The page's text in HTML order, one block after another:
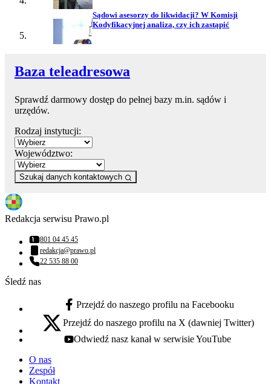
Sądowi asesorzy do likwidacji? W Komisji
Kodyfikacyjnej analiza, czy ich zastąpić
Baza teleadresowa
Sprawdź darmowy dostęp do pełnej bazy m.in. sądów i
urzędów.
Rodzaj instytucji:
Województwo:
Szukaj danych kontaktowych
Redakcja serwisu Prawo.pl
Numer telefonu:
801 04 45 45
Adres email:
redakcja@prawo.pl
Numer telefonu:
22 535 88 00
Śledź nas
facebook - otwiera się w nowej karcie
Przejdź do naszego profilu na Facebooku
x - otwiera się w nowej karcie
Przejdź do naszego profilu na X (dawniej Twitter)
youtube - otwiera się w nowej karcie
Odwiedź nasz kanał w serwisie YouTube
O nas
Zespół
Kontakt